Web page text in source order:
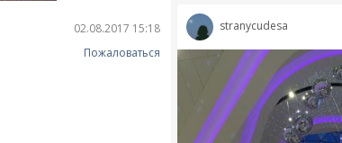
02.08.2017 15:18
Пожаловаться
stranycudesa